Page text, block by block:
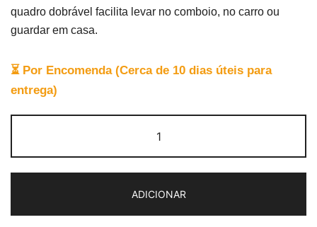
quadro dobrável facilita levar no comboio, no carro ou
guardar em casa.
⏳ Por Encomenda (Cerca de 10 dias úteis para
entrega)
de
Fiido
ADICIONAR